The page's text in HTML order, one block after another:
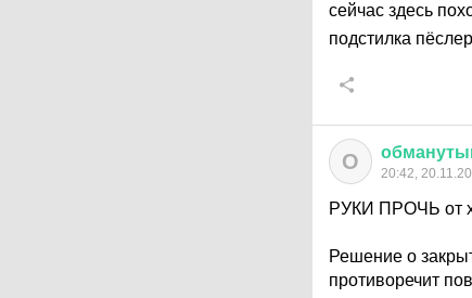
сейчас здесь
подстилка
О 20:42,
РУКИ ПРОЧЬ от
Решение о
противоречит